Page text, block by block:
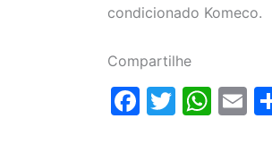
condicionado Komeco.
Compartilhe
F
T
W E